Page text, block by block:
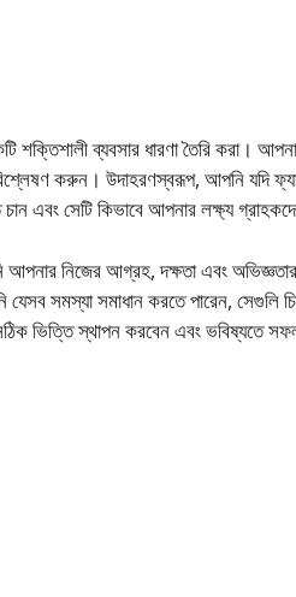
ব্যবসার ধারণা তৈরি করা।
করুন। উদাহরণস্বরূপ, আপনি যদি
এবং সেটি কিভাবে আপনার লক্ষ্য
নিজের আগ্রহ, দক্ষতা এবং
যেসব সমস্যা সমাধান করতে পারেন,
ভিত্তি স্থাপন করবেন এবং ভবিষ্যতে